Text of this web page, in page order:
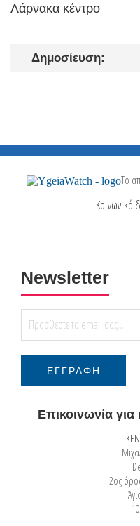
Λάρνακα κέντρο
Δημοσίευση:
Το
Κοινωνικά
Newsletter
Επικοινωνία
2ος